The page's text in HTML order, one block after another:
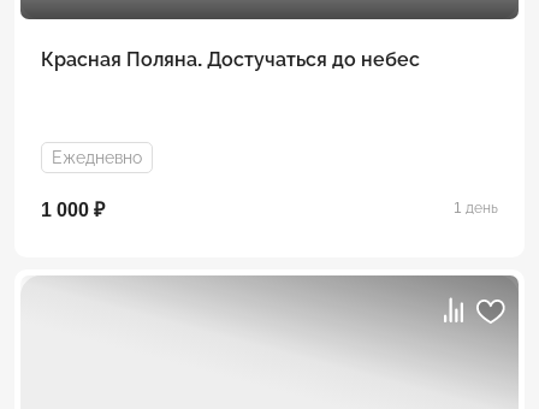
Красная Поляна. Достучаться до небес
Ежедневно
1 000 ₽ 1 день